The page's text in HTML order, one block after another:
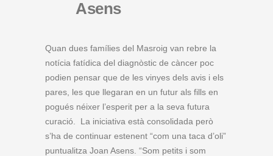
Asens
Quan dues famílies del Masroig van rebre la
notícia fatídica del diagnòstic de càncer poc
podien pensar que de les vinyes dels avis i els
pares, les que llegaran en un futur als fills en
pogués néixer l’esperit per a la seva futura
curació. La iniciativa està consolidada però
s’ha de continuar estenent “com una taca d’oli”
puntualitza Joan Asens. “Som petits i som